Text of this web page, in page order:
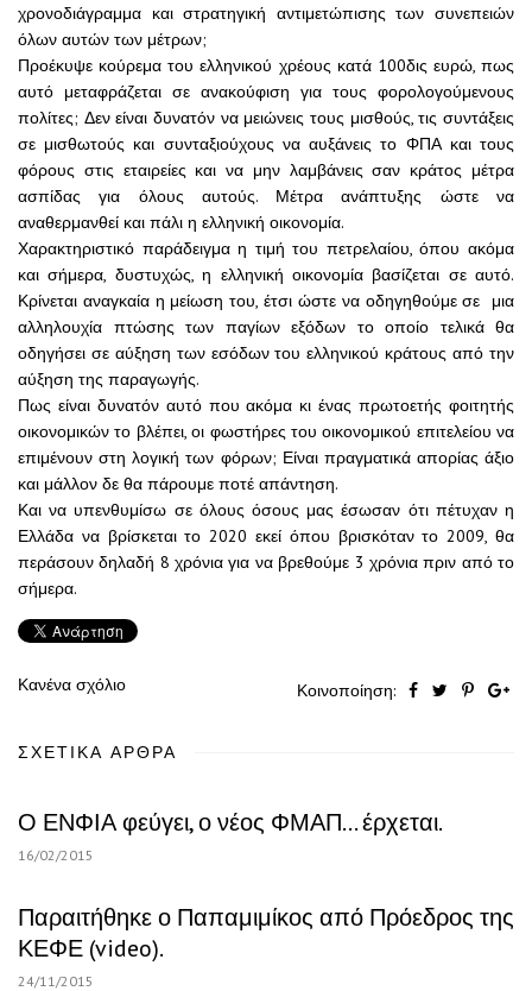
χρονοδιάγραμμα και στρατηγική αντιμετώπισης των συνεπειών
όλων αυτών των μέτρων;
Προέκυψε κούρεμα του ελληνικού χρέους κατά 100δις ευρώ, πως
αυτό μεταφράζεται σε ανακούφιση για τους φορολογούμενους
πολίτες; Δεν είναι δυνατόν να μειώνεις τους μισθούς, τις συντάξεις
σε μισθωτούς και συνταξιούχους να αυξάνεις το ΦΠΑ και τους
φόρους στις εταιρείες και να μην λαμβάνεις σαν κράτος μέτρα
ασπίδας για όλους αυτούς. Μέτρα ανάπτυξης ώστε να
αναθερμανθεί και πάλι η ελληνική οικονομία.
Χαρακτηριστικό παράδειγμα η τιμή του πετρελαίου, όπου ακόμα
και σήμερα, δυστυχώς, η ελληνική οικονομία βασίζεται σε αυτό.
Κρίνεται αναγκαία η μείωση του, έτσι ώστε να οδηγηθούμε σε μια
αλληλουχία πτώσης των παγίων εξόδων το οποίο τελικά θα
οδηγήσει σε αύξηση των εσόδων του ελληνικού κράτους από την
αύξηση της παραγωγής.
Πως είναι δυνατόν αυτό που ακόμα κι ένας πρωτοετής φοιτητής
οικονομικών το βλέπει, οι φωστήρες του οικονομικού επιτελείου να
επιμένουν στη λογική των φόρων; Είναι πραγματικά απορίας άξιο
και μάλλον δε θα πάρουμε ποτέ απάντηση.
Και να υπενθυμίσω σε όλους όσους μας έσωσαν ότι πέτυχαν η
Ελλάδα να βρίσκεται το 2020 εκεί όπου βρισκόταν το 2009, θα
περάσουν δηλαδή 8 χρόνια για να βρεθούμε 3 χρόνια πριν από το
σήμερα.
Κανένα σχόλιο Κοινοποίηση:
ΣΧΕΤΙΚΆ ΆΡΘΡΑ
Ο ΕΝΦΙΑ φεύγει, ο νέος ΦΜΑΠ… έρχεται.
16/02/2015
Παραιτήθηκε ο Παπαμιμίκος από Πρόεδρος της
ΚΕΦΕ (video).
24/11/2015